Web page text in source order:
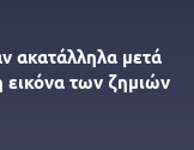
ακατάλληλα μετά
των ζημιών